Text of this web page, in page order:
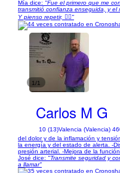
Mía dice: "Fue el primero que me
transmitió confianza enseguida, y el
Y pienso repetir, 👍🏻"
1/1
Carlos M G
10 (13)Valencia (Valencia)
del dolor y de la inflamación y
la energía y del estado de alerta. -
presión arterial. -Mejora de la
José dice: "Transmite seguridad y
a llamar"